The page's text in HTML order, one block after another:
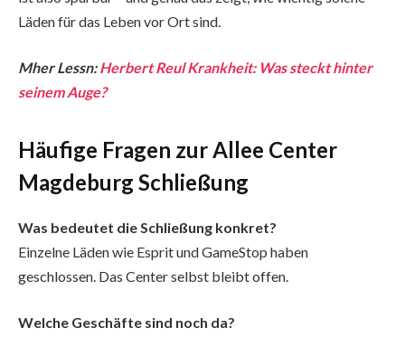
Läden für das Leben vor Ort sind.
Mher Lessn:Herbert Reul Krankheit: Was steckt hinter
seinem Auge?
Häufige Fragen zur Allee Center
Magdeburg Schließung
Was bedeutet die Schließung konkret?
Einzelne Läden wie Esprit und GameStop haben
geschlossen. Das Center selbst bleibt offen.
Welche Geschäfte sind noch da?